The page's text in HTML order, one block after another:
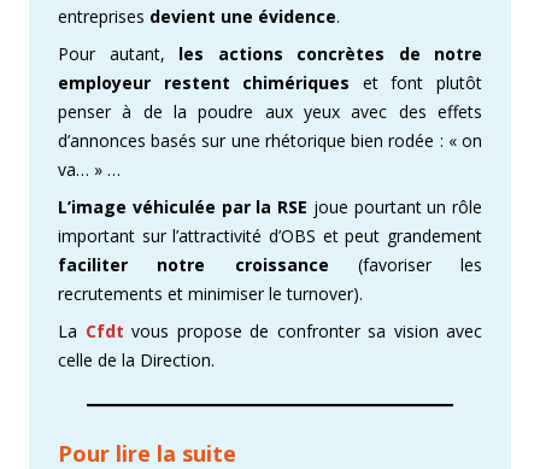
entreprises devient une évidence.
Pour autant, les actions concrètes de notre
employeur restent chimériques et font plutôt
penser à de la poudre aux yeux avec des effets
d’annonces basés sur une rhétorique bien rodée : « on
va… » …
L’image véhiculée par la RSE joue pourtant un rôle
important sur l’attractivité d’OBS et peut grandement
faciliter notre croissance (favoriser les
recrutements et minimiser le turnover).
La Cfdt vous propose de confronter sa vision avec
celle de la Direction.
Pour lire la suite